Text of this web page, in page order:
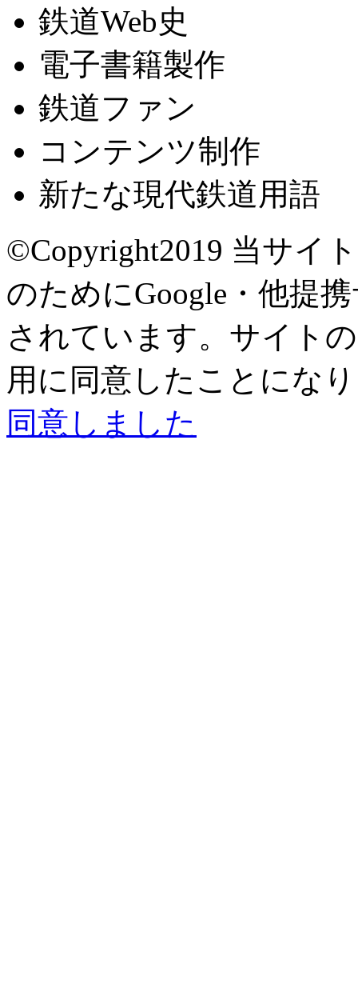
鉄道Web史
電子書籍製作
鉄道ファン
コンテンツ制作
新たな現代鉄道用語
©Copyright2019 当サイ
のためにGoogle・他提
されています。サイト
用に同意したことにな
同意しました